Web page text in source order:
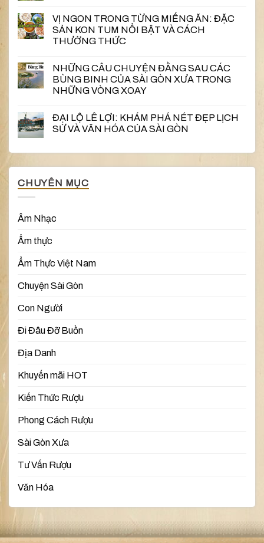
VỊ NGON TRONG TỪNG MIẾNG ĂN: ĐẶC
SẢN KON TUM NỔI BẬT VÀ CÁCH
THƯỞNG THỨC
NHỮNG CÂU CHUYỆN ĐẰNG SAU CÁC
BÙNG BINH CỦA SÀI GÒN XƯA TRONG
NHỮNG VÒNG XOAY
ĐẠI LỘ LÊ LỢI: KHÁM PHÁ NÉT ĐẸP LỊCH
SỬ VÀ VĂN HÓA CỦA SÀI GÒN
CHUYÊN MỤC
Âm Nhạc
Ẩm thực
Ẩm Thực Việt Nam
Chuyện Sài Gòn
Con Người
Đi Đâu Đỡ Buồn
Địa Danh
Khuyến mãi HOT
Kiến Thức Rượu
Phong Cách Rượu
Sài Gòn Xưa
Tư Vấn Rượu
Văn Hóa